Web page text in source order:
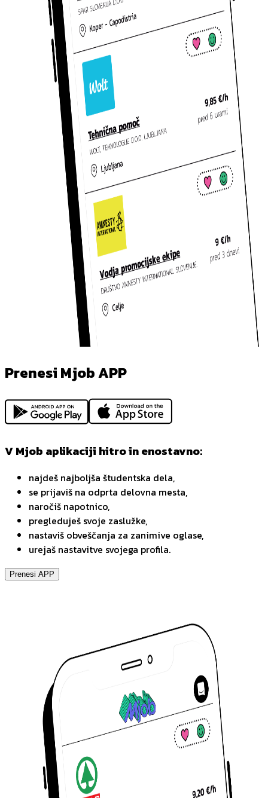
Prenesi Mjob APP
V Mjob aplikaciji hitro in enostavno:
najdeš najboljša študentska dela,
se prijaviš na odprta delovna mesta,
naročiš napotnico,
pregleduješ svoje zaslužke,
nastaviš obveščanja za zanimive oglase,
urejaš nastavitve svojega profila.
Prenesi APP